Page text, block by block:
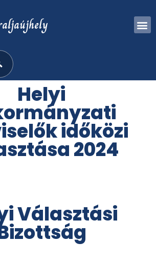
Helyi
időközi
2024
Választási